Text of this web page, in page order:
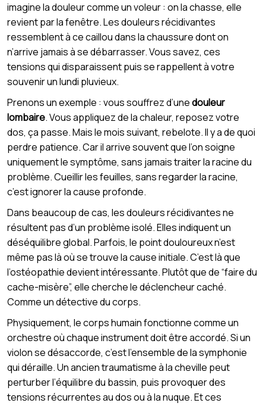
imagine la douleur comme un voleur : on la chasse, elle
revient par la fenêtre. Les douleurs récidivantes
ressemblent à ce caillou dans la chaussure dont on
n’arrive jamais à se débarrasser. Vous savez, ces
tensions qui disparaissent puis se rappellent à votre
souvenir un lundi pluvieux.
Prenons un exemple : vous souffrez d’unedouleur
lombaire. Vous appliquez de la chaleur, reposez votre
dos, ça passe. Mais le mois suivant, rebelote. Il y a de quoi
perdre patience. Car il arrive souvent que l’on soigne
uniquement le symptôme, sans jamais traiter la racine du
problème. Cueillir les feuilles, sans regarder la racine,
c’est ignorer la cause profonde.
Dans beaucoup de cas, les douleurs récidivantes ne
résultent pas d’un problème isolé. Elles indiquent un
déséquilibre global. Parfois, le point douloureux n’est
même pas là où se trouve la cause initiale. C’est là que
l’ostéopathie devient intéressante. Plutôt que de “faire du
cache-misère”, elle cherche le déclencheur caché.
Comme un détective du corps.
Physiquement, le corps humain fonctionne comme un
orchestre où chaque instrument doit être accordé. Si un
violon se désaccorde, c’est l’ensemble de la symphonie
qui déraille. Un ancien traumatisme à la cheville peut
perturber l’équilibre du bassin, puis provoquer des
tensions récurrentes au dos ou à la nuque. Et ces